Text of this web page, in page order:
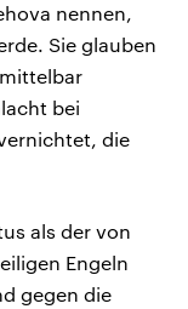
nennen,
Sie glauben
bei
die
als der von
Engeln
gegen die